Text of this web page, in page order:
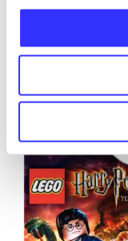
Minder om